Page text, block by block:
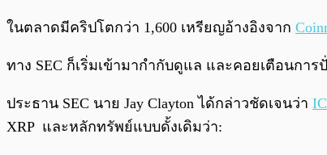
ในตลาดมีคริปโตกว่า 1,600 เหรียญอ้างอิงจาก
ทาง SEC ก็เริ่มเข้ามากำกับดูแล และคอยเตือนก
ประธาน SEC นาย Jay Clayton ได้กล่าวชัดเจนว่า
XRP และหลักทรัพย์แบบดั้งเดิมว่า: